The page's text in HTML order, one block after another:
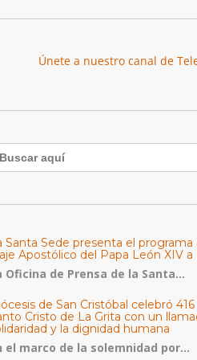
Únete a nuestro canal de
Santa Sede presenta el programa
Apostólico del Papa León XIV a
Oficina de Prensa de la Santa...
de San Cristóbal celebró
Cristo de La Grita con un
y la dignidad humana
el marco de la solemnidad por...